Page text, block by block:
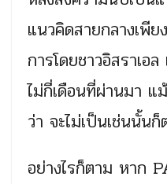
แนวคิดสายกลางเพี
การโดยชาวอิสราเอ
ไม่กี่เดือนที่ผ่านมา แ
ว่า จะไม่เป็นเช่นนั้นก็
อย่างไรก็ตาม หาก